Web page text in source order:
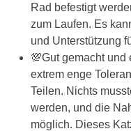
Rad befestigt
zum Laufen. Es
und Unterstützung
💯Gut gemacht und
extrem enge
Teilen. Nichts
werden, und die
möglich. Dieses